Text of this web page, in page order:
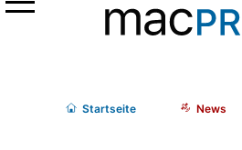
Menü
Startseite News